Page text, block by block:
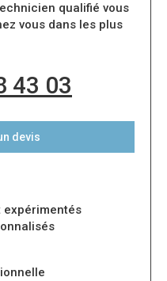
qualifié vous
vous dans les plus
43 03
devis